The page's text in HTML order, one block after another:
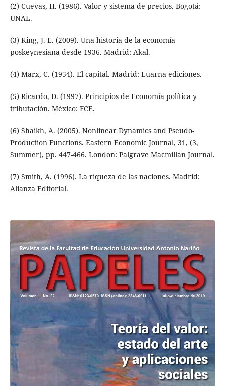
(2) Cuevas, H. (1986). Valor y sistema de precios. Bogotá:
UNAL.
(3) King, J. E. (2009). Una historia de la economía
poskeynesiana desde 1936. Madrid: Akal.
(4) Marx, C. (1954). El capital. Madrid: Luarna ediciones.
(5) Ricardo, D. (1997). Principios de Economía política y
tributación. México: FCE.
(6) Shaikh, A. (2005). Nonlinear Dynamics and Pseudo-
Production Functions. Eastern Economic Journal, 31, (3,
Summer), pp. 447-466. London: Palgrave Macmillan Journal.
(7) Smith, A. (1996). La riqueza de las naciones. Madrid:
Alianza Editorial.